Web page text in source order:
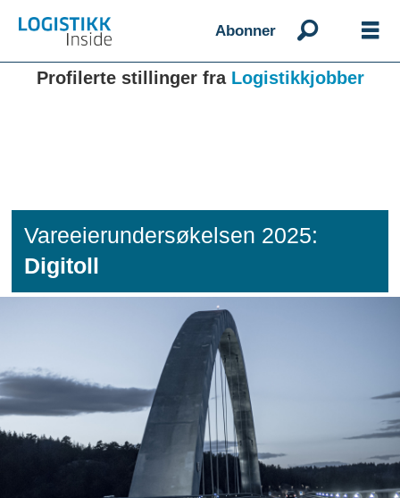
Abonner
Profilerte stillinger fra Logistikkjobber
Vareeierundersøkelsen 2025:
Digitoll